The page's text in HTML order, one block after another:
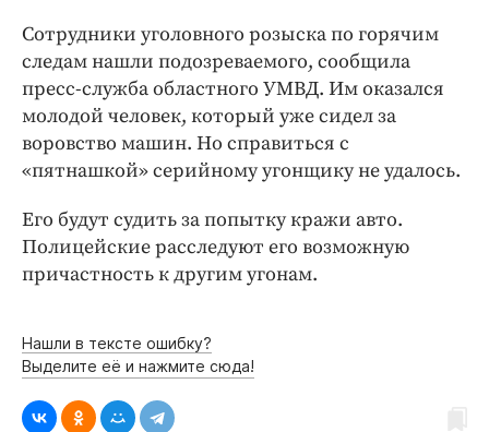
Медиаперсона
Интересное чтиво
Клиника года
Бренд года
Работодатель года
Сотрудники уголовного розыска по горячим
следам нашли подозреваемого, сообщила
пресс-служба областного УМВД. Им оказался
молодой человек, который уже сидел за
воровство машин. Но справиться с
«пятнашкой» серийному угонщику не удалось.
Его будут судить за попытку кражи авто.
Полицейские расследуют его возможную
причастность к другим угонам.
Нашли в тексте ошибку?
Выделите её и нажмите сюда!